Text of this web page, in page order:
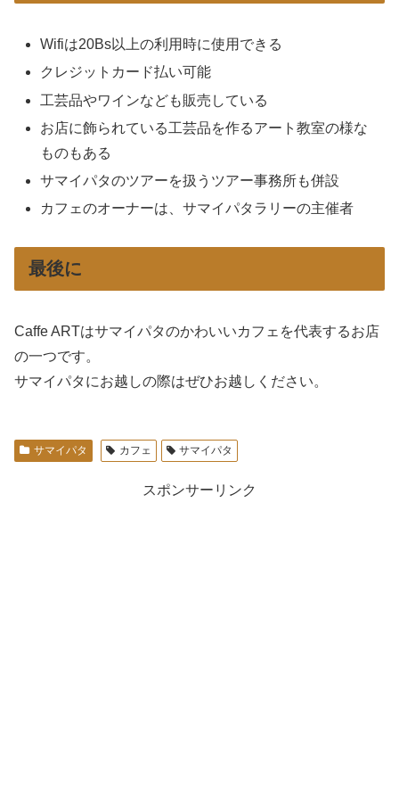
Wifiは20Bs以上の利用時に使用できる
クレジットカード払い可能
工芸品やワインなども販売している
お店に飾られている工芸品を作るアート教室の様な
ものもある
サマイパタのツアーを扱うツアー事務所も併設
カフェのオーナーは、サマイパタラリーの主催者
最後に
Caffe ARTはサマイパタのかわいいカフェを代表するお店
の一つです。
サマイパタにお越しの際はぜひお越しください。
サマイパタ カフェ サマイパタ
スポンサーリンク